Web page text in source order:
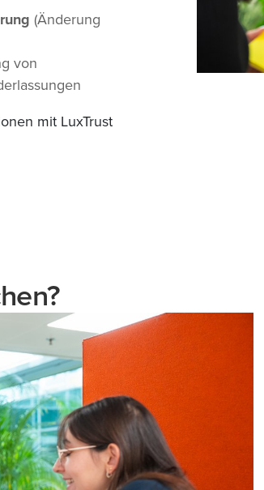
(Änderung
von
mit LuxTrust